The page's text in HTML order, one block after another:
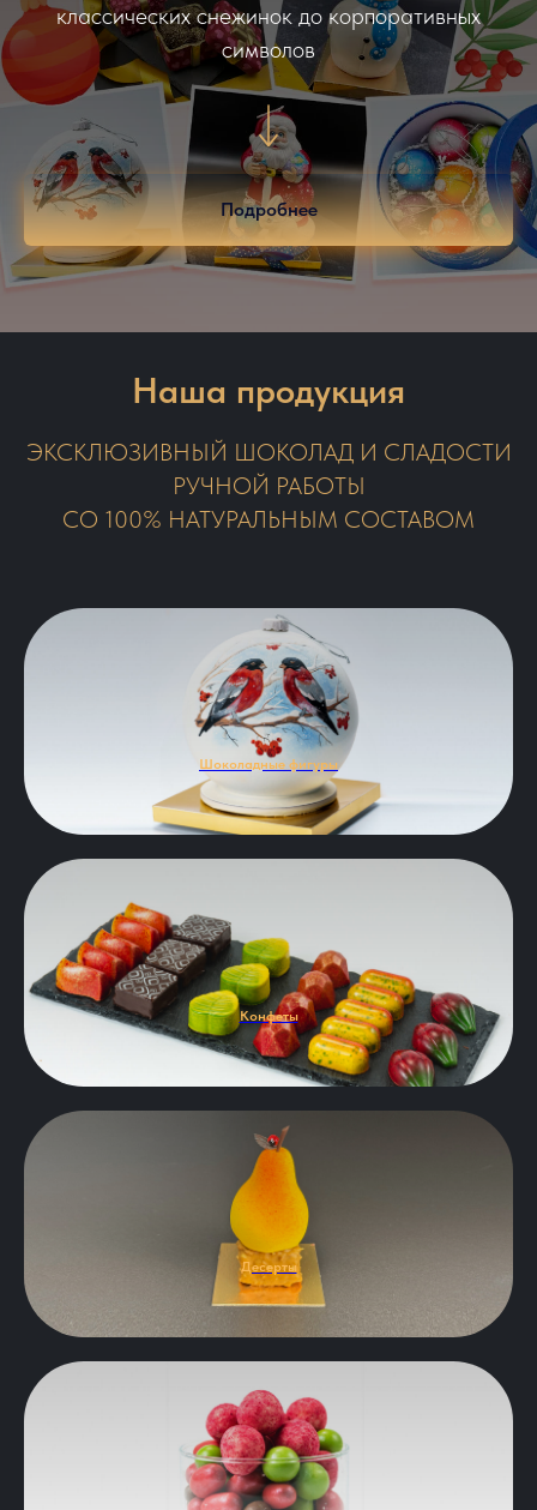
классических снежинок до корпоративных
символов
Подробнее
Наша продукция
ЭКСКЛЮЗИВНЫЙ ШОКОЛАД И СЛАДОСТИ
РУЧНОЙ РАБОТЫ
СО 100% НАТУРАЛЬНЫМ СОСТАВОМ
Шоколадные фигуры
Конфеты
Десерты